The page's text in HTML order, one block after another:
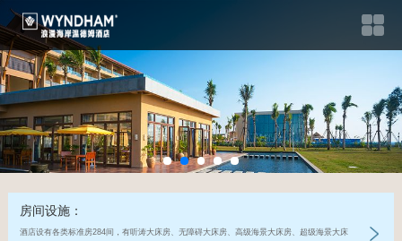
房间设施：
酒店设有各类标准房284间，有听涛大床房、无障碍大床房、高级海景大床房、超级海景大床